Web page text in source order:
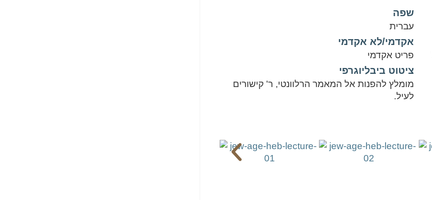
שפה
עברית
אקדמי/לא אקדמי
פריט אקדמי
ציטוט ביבליוגרפי
מומלץ להפנות אל המאמר הרלוונטי, ר' קישורים
לעיל.